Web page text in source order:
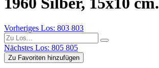
Vorheriges Los: 803 803
Nächstes Los: 805 805
Zu Favoriten hinzufügen